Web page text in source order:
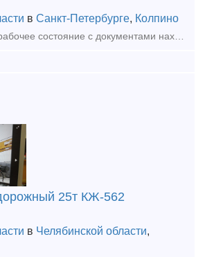
в Санкт-Петербурге, Колпино
В Продаже кран , рабочее состояние с документами находится в Питере. Технические характеристики жд крана КЖ-561  Максимальная грузоподъемность: на выносных опорах, т без выносных опор, т: 25 16 
25т КЖ-562
в Челябинской области,